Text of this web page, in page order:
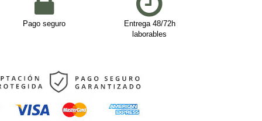
Pago seguro
Entrega 48/72h
laborables